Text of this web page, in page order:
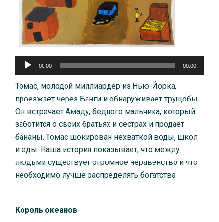
Аудиоплеер
00:00 00:00
Томас, молодой миллиардер из Нью-Йорка,
проезжает через Банги и обнаруживает трущобы.
Он встречает Амаду, бедного мальчика, который
заботится о своих братьях и сёстрах и продаёт
бананы. Томас шокирован нехваткой воды, школ
и еды. Наша история показывает, что между
людьми существует огромное неравенство и что
необходимо лучше распределять богатства.
Король океанов